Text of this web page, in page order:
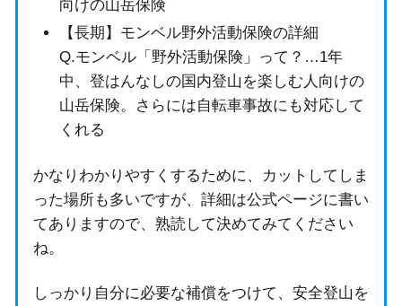
向けの山岳保険
【長期】モンベル野外活動保険の詳細
Q.モンベル「野外活動保険」って？…1年
中、登はんなしの国内登山を楽しむ人向けの
山岳保険。さらには自転車事故にも対応して
くれる
かなりわかりやすくするために、カットしてしま
った場所も多いですが、詳細は公式ページに書い
てありますので、熟読して決めてみてください
ね。
しっかり自分に必要な補償をつけて、安全登山を